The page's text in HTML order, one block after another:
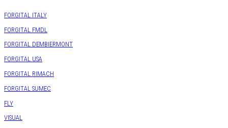
FORGITAL ITALY
FORGITAL FMDL
FORGITAL DEMBIERMONT
FORGITAL USA
FORGITAL RIMACH
FORGITAL SUMEC
FLY
VISUAL